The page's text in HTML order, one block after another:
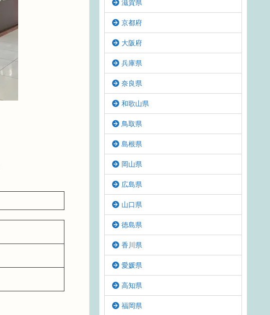
滋賀県
京都府
大阪府
兵庫県
奈良県
和歌山県
鳥取県
島根県
岡山県
広島県
山口県
徳島県
香川県
愛媛県
高知県
福岡県